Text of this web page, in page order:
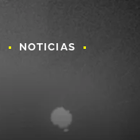
NOTICIAS